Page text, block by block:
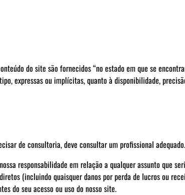
do site são fornecidos “no estado em que se
expressas ou implícitas, quanto à disponibilidade,
de consultoria, deve consultar um profissional adequado.
responsabilidade em relação a qualquer assunto que
(incluindo quaisquer danos por perda de lucros ou
do seu acesso ou uso do nosso site.